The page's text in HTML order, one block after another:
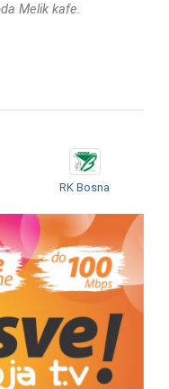
Melik kafe.
RK Bosna